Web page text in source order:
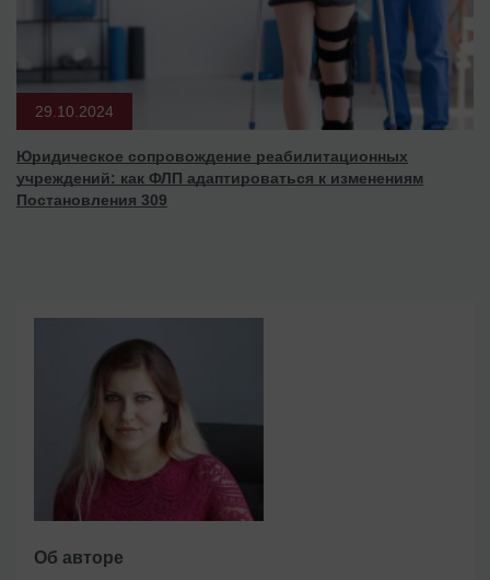
29.10.2024
Юридическое сопровождение реабилитационных
учреждений: как ФЛП адаптироваться к изменениям
Постановления 309
Об авторе